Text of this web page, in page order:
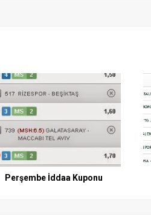
Perşembe İddaa Kuponu